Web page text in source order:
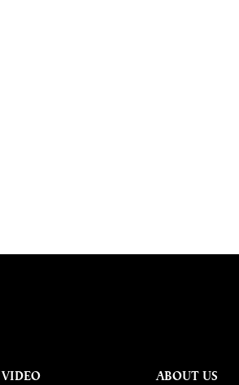
VIDEO ABOUT US